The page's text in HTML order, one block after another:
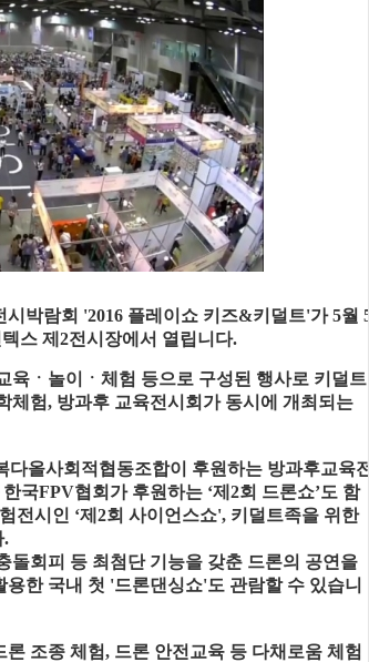
박람회 '2016 플레이쇼 키즈&키덜트'가 5월 5
스 제2전시장에서 열립니다.
육ㆍ놀이ㆍ체험 등으로 구성된 행사로 키덜트
체험, 방과후 교육전시회가 동시에 개최되는
올사회적협동조합이 후원하는 방과후교육전
국FPV협회가 후원하는 ‘제2회 드론쇼’도 함
전시인 ‘제2회 사이언스쇼', 키덜트족을 위한
.
돌회피 등 최첨단 기능을 갖춘 드론의 공연을
한 국내 첫 '드론댄싱쇼'도 관람할 수 있습니
조종 체험, 드론 안전교육 등 다채로움 체험